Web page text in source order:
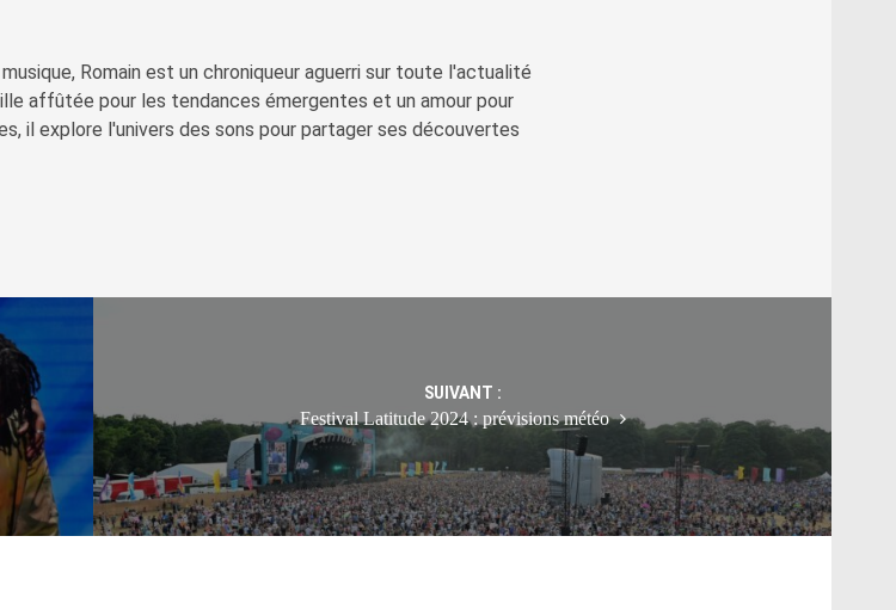
Romain est un chroniqueur aguerri sur toute l'actualité
affûtée pour les tendances émergentes et un amour pour
il explore l'univers des sons pour partager ses découvertes
SUIVANT :
Festival Latitude 2024 : prévisions météo